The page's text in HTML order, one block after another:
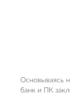
Основываясь
банк и ПК